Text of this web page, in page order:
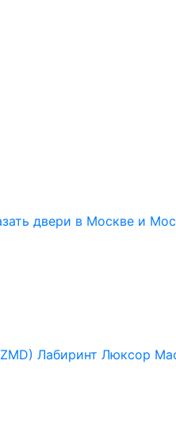
Лабиринт Люксор